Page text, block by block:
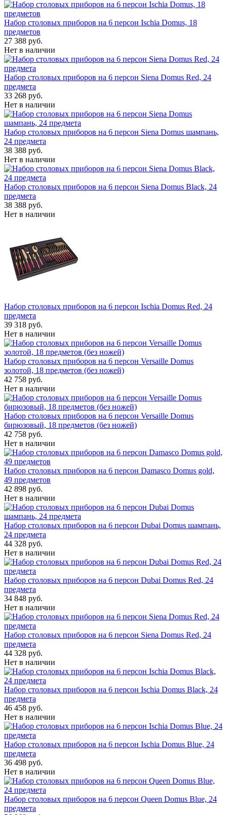
Набор столовых приборов на 6 персон Ischia Domus, 18
предметов
27 388 руб.
Нет в наличии
Набор столовых приборов на 6 персон Siena Domus Red, 24
предмета
33 268 руб.
Нет в наличии
Набор столовых приборов на 6 персон Siena Domus шампань,
24 предмета
38 388 руб.
Нет в наличии
Набор столовых приборов на 6 персон Siena Domus Black, 24
предмета
38 388 руб.
Нет в наличии
Набор столовых приборов на 6 персон Ischia Domus Red, 24
предмета
39 318 руб.
Нет в наличии
Набор столовых приборов на 6 персон Versaille Domus
золотой, 18 предметов (без ножей)
42 758 руб.
Нет в наличии
Набор столовых приборов на 6 персон Versaille Domus
бирюзовый, 18 предметов (без ножей)
42 758 руб.
Нет в наличии
Набор столовых приборов на 6 персон Damasco Domus gold,
49 предметов
42 898 руб.
Нет в наличии
Набор столовых приборов на 6 персон Dubai Domus шампань,
24 предмета
44 328 руб.
Нет в наличии
Набор столовых приборов на 6 персон Dubai Domus Red, 24
предмета
34 848 руб.
Нет в наличии
Набор столовых приборов на 6 персон Siena Domus Red, 24
предмета
44 328 руб.
Нет в наличии
Набор столовых приборов на 6 персон Ischia Domus Black, 24
предмета
46 458 руб.
Нет в наличии
Набор столовых приборов на 6 персон Ischia Domus Blue, 24
предмета
36 498 руб.
Нет в наличии
Набор столовых приборов на 6 персон Queen Domus Blue, 24
предмета